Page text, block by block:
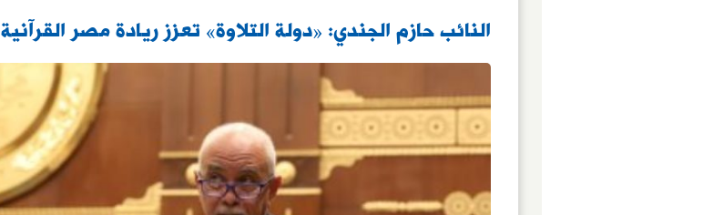
النائب حازم الجندي: «دولة التلاوة» تعزز ريادة مصر القرآنية